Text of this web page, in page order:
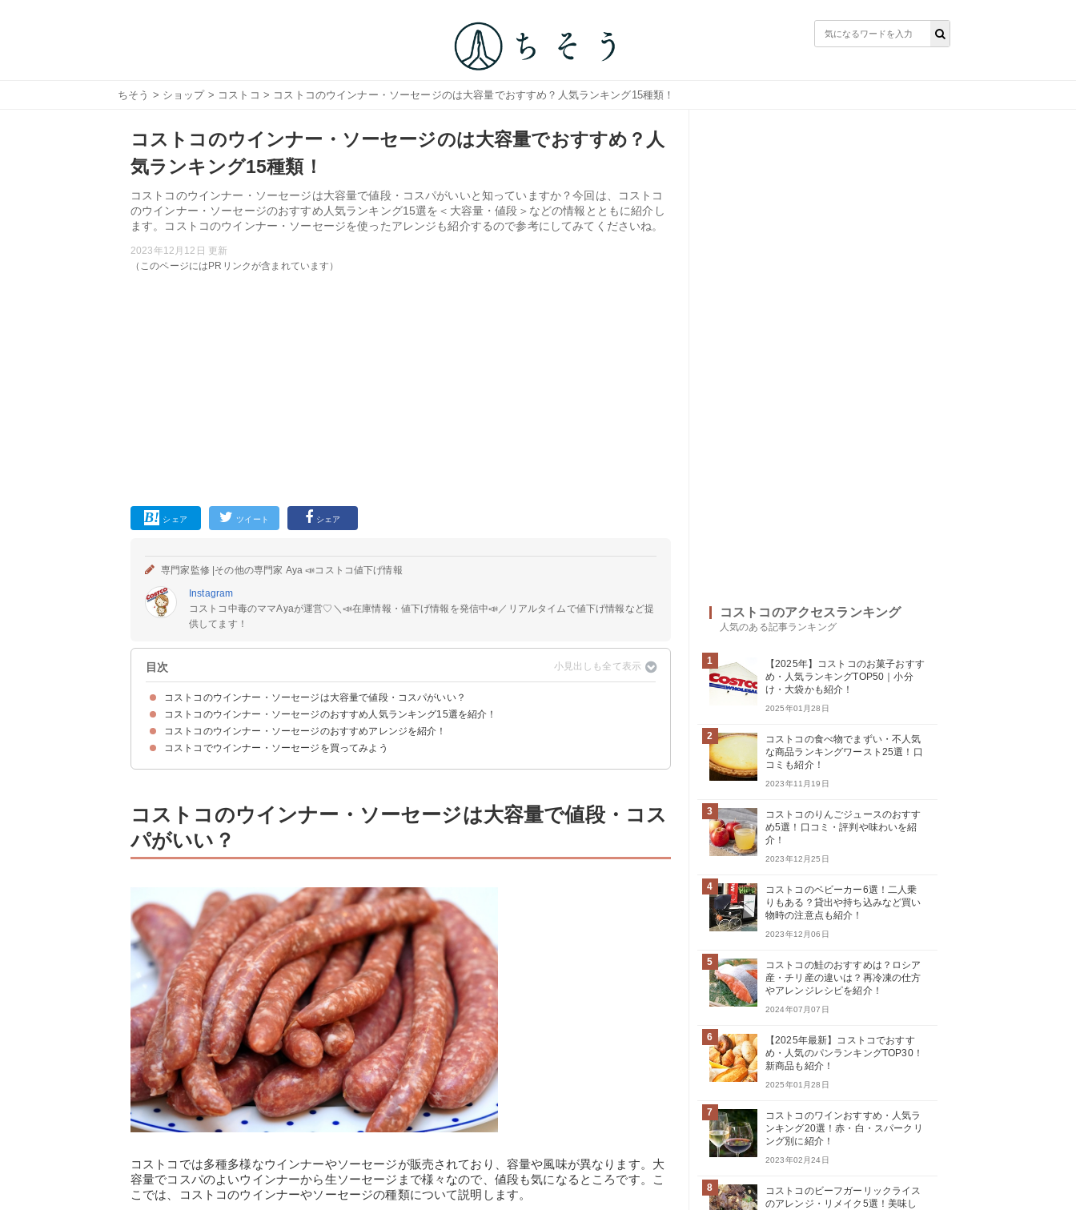
ちそう > ショップ> コストコ > コストコのウインナー・ソーセージのは大容量でおすすめ？人気ランキング15種類！
コストコのウインナー・ソーセージのは大容量でおすすめ？人
気ランキング15種類！
コストコのウインナー・ソーセージは大容量で値段・コスパがいいと知っていますか？今回は、コストコ
のウインナー・ソーセージのおすすめ人気ランキング15選を＜大容量・値段＞などの情報とともに紹介し
ます。コストコのウインナー・ソーセージを使ったアレンジも紹介するので参考にしてみてくださいね。
2023年12月12日 更新
（このページにはPRリンクが含まれています）
シェア ツイート シェア
専門家監修 | その他の専門家 Aya 📣コストコ値下げ情報
Instagram
コストコ中毒のママAyaが運営♡⁡＼📣在庫情報・値下げ情報を発信中📣／リアルタイムで値下げ情報など提
供してます！
目次
コストコのウインナー・ソーセージは大容量で値段・コスパがいい？
コストコのウインナー・ソーセージの値段などの情報
コストコのウインナー・ソーセージのおすすめ人気ランキング15選を紹介！
15位：ローズパッキングカンパニー ポークソーセージリンクス
14位：スウィート ロンガニーサ ソーセージ
13位：生ソーセージ マイルドチョリソー
12位：丸大食品串付フランクソーセージ10本
11位：伊藤ハム グランドアルトバイエルン
10位：日本ハム シャウエッセン
9位：GREISINGER グリルパーティー4種
8位：WHITE SMOKE 無添加スモークソーセージ
7位：生ソーセージ 腸詰ポーク
6位：ポークディナーフランク
5位：サルシッチャ ガーリックソーセージ
4位：札幌バルナバフーズ フランクフルト アソート4種
3位：ジョンソンヴィルオリジナルスモーク
2位：米久かがやき 林檎のフランク
1位：生ソーセージ ディナーフランクフルト
コストコのウインナー・ソーセージのおすすめアレンジを紹介！
①コストコのソーセージとポテトのチーズソース
②コストコのウインナーのトマト煮
③生ソーセージのホットドッグ
コストコでウインナー・ソーセージを買ってみよう
コストコのウインナー・ソーセージは大容量で値段・コス
パがいい？
コストコでは多種多様なウインナーやソーセージが販売されており、容量や風味が異なります。大
容量でコスパのよいウインナーから生ソーセージまで様々なので、値段も気になるところです。こ
こでは、コストコのウインナーやソーセージの種類について説明します。
コストコのアクセスランキング
人気のある記事ランキング
1
【2025年】コストコのお菓子おすす
め・人気ランキングTOP50｜小分
け・大袋かも紹介！
2025年01月28日
2
コストコの食べ物でまずい・不人気
な商品ランキングワースト25選！口
コミも紹介！
2023年11月19日
3
コストコのりんごジュースのおすす
め5選！口コミ・評判や味わいを紹
介！
2023年12月25日
4
コストコのベビーカー6選！二人乗
りもある？貸出や持ち込みなど買い
物時の注意点も紹介！
2023年12月06日
5
コストコの鮭のおすすめは？ロシア
産・チリ産の違いは？再冷凍の仕方
やアレンジレシピを紹介！
2024年07月07日
6
【2025年最新】コストコでおすす
め・人気のパンランキングTOP30！
新商品も紹介！
2025年01月28日
7
コストコのワインおすすめ・人気ラ
ンキング20選！赤・白・スパークリ
ング別に紹介！
2023年02月24日
8
コストコのビーフガーリックライス
のアレンジ・リメイク5選！美味し